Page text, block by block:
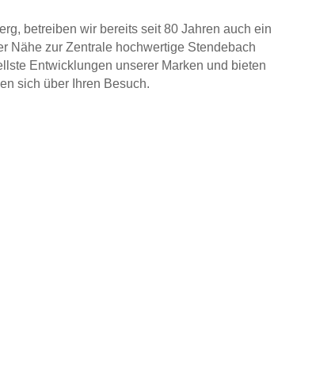
betreiben wir bereits seit 80 Jahren auch ein
Nähe zur Zentrale hochwertige Stendebach
Entwicklungen unserer Marken und bieten
sich über Ihren Besuch.